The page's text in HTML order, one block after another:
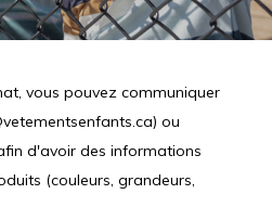
vous pouvez communiquer
) ou
d'avoir des informations
(couleurs, grandeurs,